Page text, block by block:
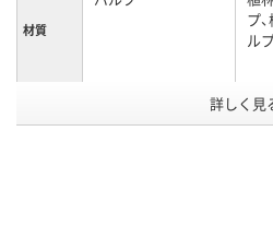
材質
プ
ル
詳しく見